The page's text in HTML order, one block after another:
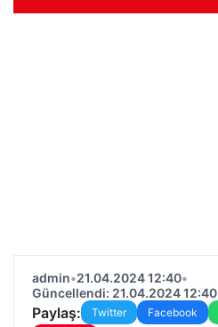
admin•21.04.2024 12:40•
Güncellendi: 21.04.2024 12:40
Paylaş: Twitter Facebook